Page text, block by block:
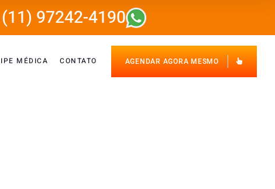
(11) 97242-4190
MÉDICA CONTATO AGENDAR AGORA MESMO